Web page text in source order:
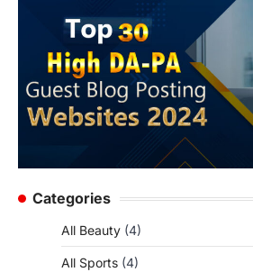
Categories
All Beauty (4)
All Sports (4)